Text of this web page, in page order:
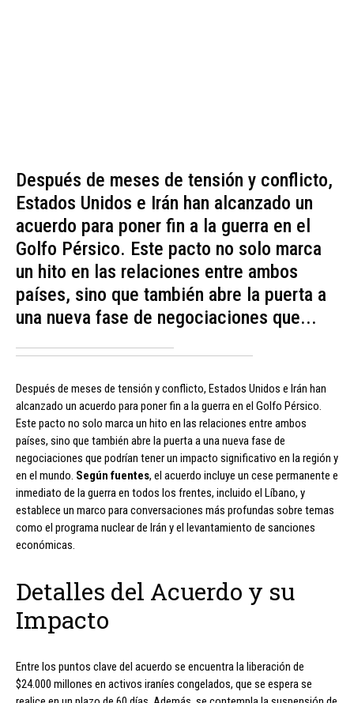
Después de meses de tensión y conflicto,
Estados Unidos e Irán han alcanzado un
acuerdo para poner fin a la guerra en el
Golfo Pérsico. Este pacto no solo marca
un hito en las relaciones entre ambos
países, sino que también abre la puerta a
una nueva fase de negociaciones que...
Después de meses de tensión y conflicto, Estados Unidos e Irán han
alcanzado un acuerdo para poner fin a la guerra en el Golfo Pérsico.
Este pacto no solo marca un hito en las relaciones entre ambos
países, sino que también abre la puerta a una nueva fase de
negociaciones que podrían tener un impacto significativo en la región y
en el mundo. Según fuentes, el acuerdo incluye un cese permanente e
inmediato de la guerra en todos los frentes, incluido el Líbano, y
establece un marco para conversaciones más profundas sobre temas
como el programa nuclear de Irán y el levantamiento de sanciones
económicas.
Detalles del Acuerdo y su
Impacto
Entre los puntos clave del acuerdo se encuentra la liberación de
$24.000 millones en activos iraníes congelados, que se espera se